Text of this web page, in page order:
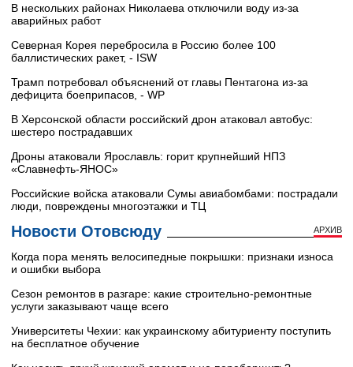
В нескольких районах Николаева отключили воду из-за
аварийных работ
Северная Корея перебросила в Россию более 100
баллистических ракет, - ISW
Трамп потребовал объяснений от главы Пентагона из-за
дефицита боеприпасов, - WP
В Херсонской области российский дрон атаковал автобус:
шестеро пострадавших
Дроны атаковали Ярославль: горит крупнейший НПЗ
«Славнефть‑ЯНОС»
Российские войска атаковали Сумы авиабомбами: пострадали
люди, повреждены многоэтажки и ТЦ
Новости Отовсюду АРХИВ
Когда пора менять велосипедные покрышки: признаки износа
и ошибки выбора
Сезон ремонтов в разгаре: какие строительно-ремонтные
услуги заказывают чаще всего
Университеты Чехии: как украинскому абитуриенту поступить
на бесплатное обучение